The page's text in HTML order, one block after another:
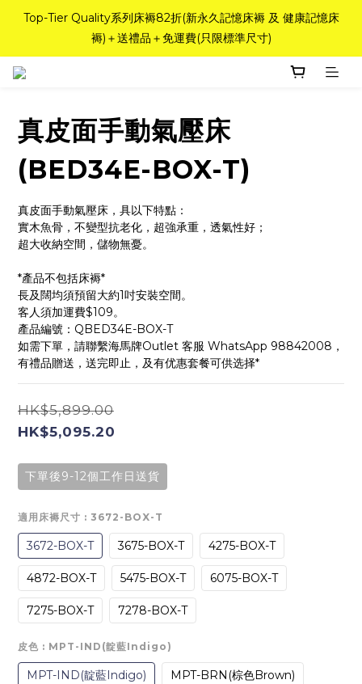
如需訂造特別尺寸床褥，請聯繫海馬牌Outlet客服 WhatsApp
98842008！
Top-Tier Quality系列床褥82折(新永久記憶床褥 及 健康記憶床
褥)＋送禮品＋免運費(只限標準尺寸)
如需訂造特別尺寸床褥，請聯繫海馬牌Outlet客服 WhatsApp
真皮面手動氣壓床
(BED34E-BOX-T)
真皮面手動氣壓床，具以下特點：
實木魚骨，不變型抗老化，超強承重，透氣性好；
超大收納空間，儲物無憂。
*產品不包括床褥*
長及闊均須預留大約1吋安裝空間。
客人須加運費$109。
產品編號：QBED34E-BOX-T
如需下單，請聯繫海馬牌Outlet 客服 WhatsApp 98842008，
有禮品贈送，送完即止，及有优惠套餐可供选择*
HK$5,899.00
HK$5,095.20
下單後9-12個工作日送貨
適用床褥尺寸 : 3672-BOX-T
3672-BOX-T 3675-BOX-T 4275-BOX-T
4872-BOX-T 5475-BOX-T 6075-BOX-T
7275-BOX-T 7278-BOX-T
皮色 : MPT-IND(靛藍Indigo)
MPT-IND(靛藍Indigo) MPT-BRN(棕色Brown)